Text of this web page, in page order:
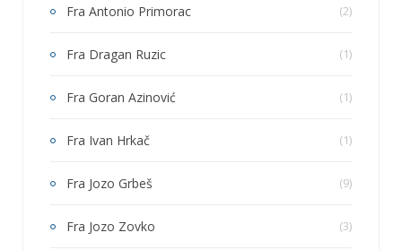
Fra Antonio Primorac (2)
Fra Dragan Ruzic (1)
Fra Goran Azinović (1)
Fra Ivan Hrkač (1)
Fra Jozo Grbeš (9)
Fra Jozo Zovko (3)